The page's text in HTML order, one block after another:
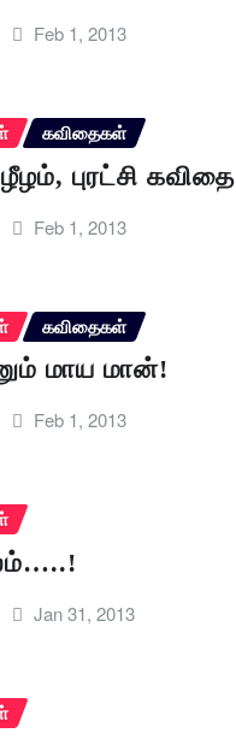
Feb 1, 2013
கவிதைகள்
புரட்சி கவிதை
Feb 1, 2013
கவிதைகள்
மாய மான்!
Feb 1, 2013
Jan 31, 2013